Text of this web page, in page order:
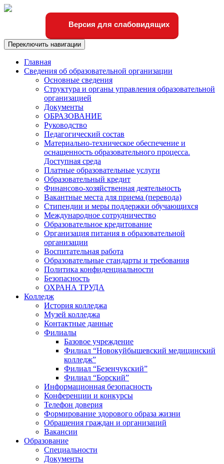
Версия для слабовидящих
Переключить навигации
Главная
Сведения об образовательной организации
Основные сведения
Структура и органы управления образовательной
организацией
Документы
ОБРАЗОВАНИЕ
Руководство
Педагогический состав
Материально-техническое обеспечение и
оснащенность образовательного процесса.
Доступная среда
Платные образовательные услуги
Образовательный кредит
Финансово-хозяйственная деятельность
Вакантные места для приема (перевода)
Стипендии и меры поддержки обучающихся
Международное сотрудничество
Образовательное кредитование
Организация питания в образовательной
организации
Воспитательная работа
Образовательные стандарты и требования
Политика конфиденциальности
Безопасность
ОХРАНА ТРУДА
Колледж
История колледжа
Музей колледжа
Контактные данные
Филиалы
Базовое учреждение
Филиал “Новокуйбышевский медицинский
колледж”
Филиал “Безенчукский”
Филиал “Борский”
Информационная безопасность
Конференции и конкурсы
Телефон доверия
Формирование здорового образа жизни
Обращения граждан и организаций
Вакансии
Образование
Специальности
Документы